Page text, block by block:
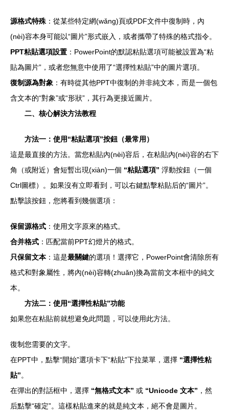
源格式特殊 ：從某些特定網(wǎng)頁或PDF文件中復制時，內
(nèi)容本身可能以“圖片”形式嵌入，或者攜帶了特殊的格式指令。
PPT粘貼選項設置 ：PowerPoint的默認粘貼選項可能被設置為“粘
貼為圖片”，或者您無意中使用了“選擇性粘貼”中的圖片選項。
復制源為對象 ：有時從其他PPT中復制的并非純文本，而是一個包
含文本的“對象”或“形狀”，其行為更接近圖片。
二、核心解決方法教程
方法一：使用“粘貼選項”按鈕（最常用）
這是最直接的方法。當您粘貼內(nèi)容后，在粘貼內(nèi)容的右下
角（或附近）會短暫出現(xiàn)一個 “粘貼選項” 浮動按鈕（一個
Ctrl圖標）。如果沒有立即看到，可以右鍵點擊粘貼后的“圖片”。
點擊該按鈕，您將看到幾個選項：
保留源格式 ：使用文字原來的格式。
合并格式 ：匹配當前PPT幻燈片的格式。
只保留文本：這是最關鍵的選項！選擇它，PowerPoint會清除所有
格式和對象屬性，將內(nèi)容轉(zhuǎn)換為當前文本框中的純文
本。
方法二：使用“選擇性粘貼”功能
如果您在粘貼前就想避免此問題，可以使用此方法。
復制您需要的文字。
在PPT中，點擊“開始”選項卡下“粘貼”下拉菜單，選擇 “選擇性粘
貼”。
在彈出的對話框中，選擇 “無格式文本” 或 “Unicode 文本” ，然
后點擊“確定”。這樣粘貼進來的就是純文本，絕不會是圖片。